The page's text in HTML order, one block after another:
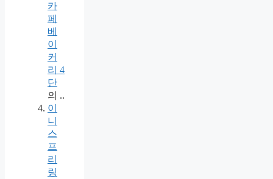
카
페
베
이
커
리 4
단
의 ..
이
니
스
프
리
링